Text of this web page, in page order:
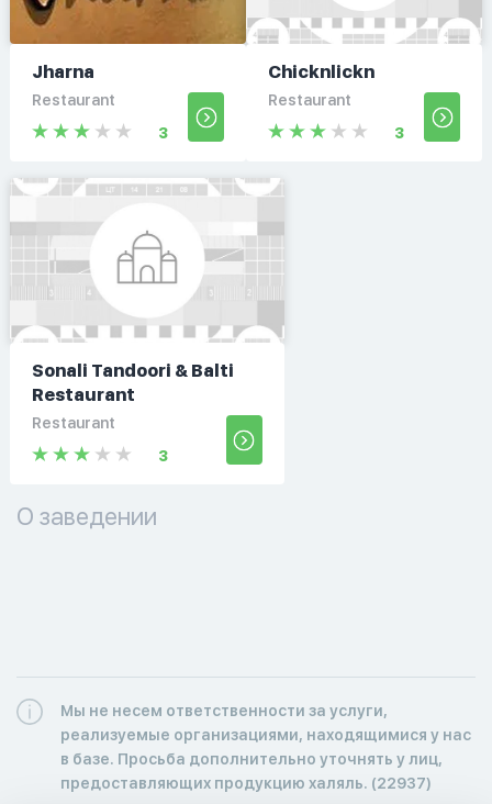
Jharna
Restaurant
3
Chicknlickn
Restaurant
3
Sonali Tandoori & Balti
Restaurant
Restaurant
3
О заведении
Мы не несем ответственности за услуги,
реализуемые организациями, находящимися у нас
в базе. Просьба дополнительно уточнять у лиц,
предоставляющих продукцию халяль. (22937)